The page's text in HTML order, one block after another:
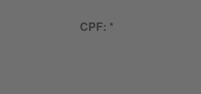
CPF: